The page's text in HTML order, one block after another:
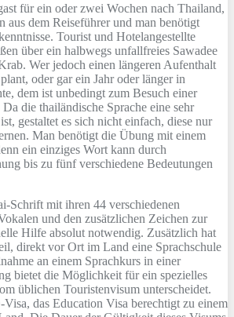
für ein oder zwei Wochen nach Thailand,
aus dem Reiseführer und man benötigt
Tourist und Hotelangestellte
über ein halbwegs unfallfreies Sawadee
Wer jedoch einen längeren Aufenthalt
oder gar ein Jahr oder länger in
dem ist unbedingt zum Besuch einer
die thailändische Sprache eine sehr
gestaltet es sich nicht einfach, diese nur
Man benötigt die Übung mit einem
ein einziges Wort kann durch
bis zu fünf verschiedene Bedeutungen
Schrift mit ihren 44 verschiedenen
und den zusätzlichen Zeichen zur
Hilfe absolut notwendig. Zusätzlich hat
direkt vor Ort im Land eine Sprachschule
an einem Sprachkurs in einer
bietet die Möglichkeit für ein spezielles
üblichen Touristenvisum unterscheidet.
Visa, das Education Visa berechtigt zu einem